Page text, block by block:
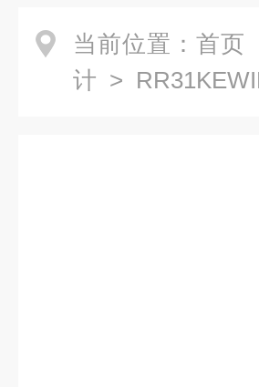
当前位置： 首页
计 >